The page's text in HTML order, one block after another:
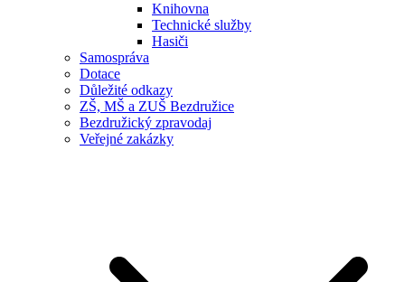
Knihovna
Technické služby
Hasiči
Samospráva
Dotace
Důležité odkazy
ZŠ, MŠ a ZUŠ Bezdružice
Bezdružický zpravodaj
Veřejné zakázky